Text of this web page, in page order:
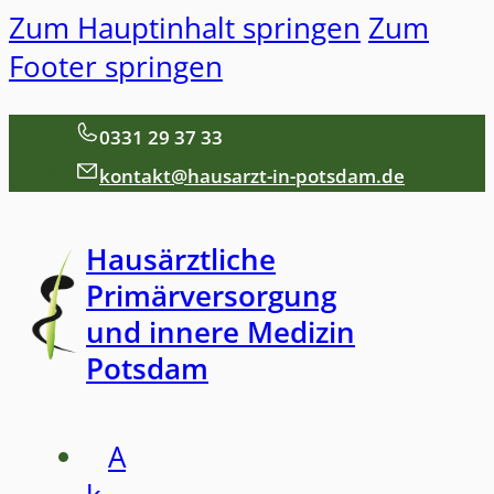
Zum Hauptinhalt springen Zum
Footer springen
0331 29 37 33
kontakt@hausarzt-in-potsdam.de
Hausärztliche
Primärversorgung
und innere Medizin
Potsdam
A